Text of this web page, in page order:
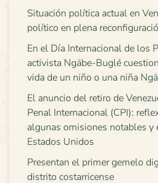
Situación política actual en
político en plena
En el Día Internacional de los
activista Ngäbe-Buglé
vida de un niño o una niña
El anuncio del retiro de
Penal Internacional (CPI):
algunas omisiones notables y
Estados Unidos
Presentan el primer gemelo
distrito costarricense